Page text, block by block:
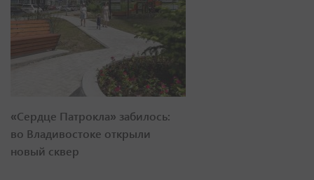
«Сердце Патрокла» забилось:
во Владивостоке открыли
новый сквер